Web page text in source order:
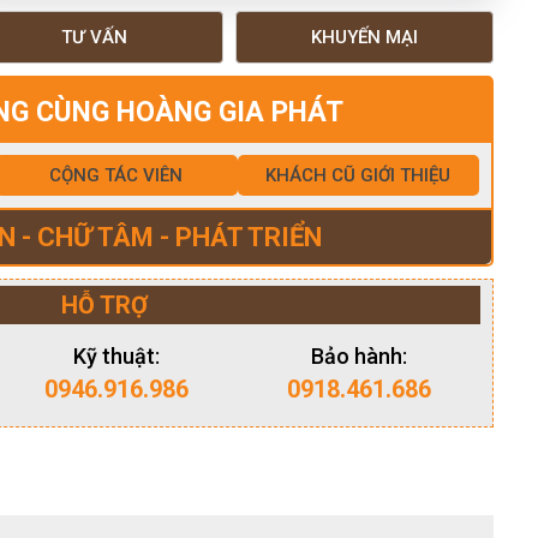
TƯ VẤN KHUYẾN MẠI
CÙNG HOÀNG GIA PHÁT
CỘNG TÁC VIÊN KHÁCH CŨ GIỚI THIỆU
- CHỮ TÂM - PHÁT TRIỂN
HỖ TRỢ
Kỹ thuật:
0946.916.986
Bảo hành:
0918.461.686